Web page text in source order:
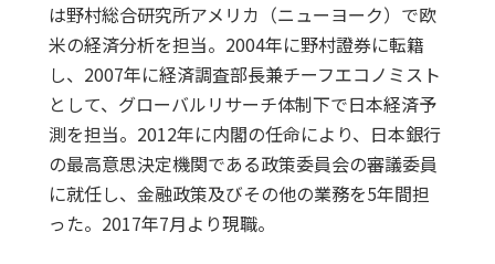
は野村総合研究所アメリカ（ニューヨーク）で欧
米の経済分析を担当。2004年に野村證券に転籍
し、2007年に経済調査部長兼チーフエコノミスト
として、グローバルリサーチ体制下で日本経済予
測を担当。2012年に内閣の任命により、日本銀行
の最高意思決定機関である政策委員会の審議委員
に就任し、金融政策及びその他の業務を5年間担
った。2017年7月より現職。